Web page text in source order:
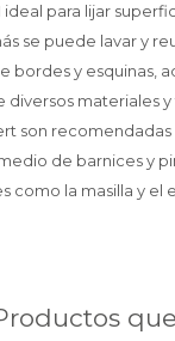
ideal para lijar
se puede lavar y
bordes y esquinas,
materiales
son
de barnices y
como la masilla y el